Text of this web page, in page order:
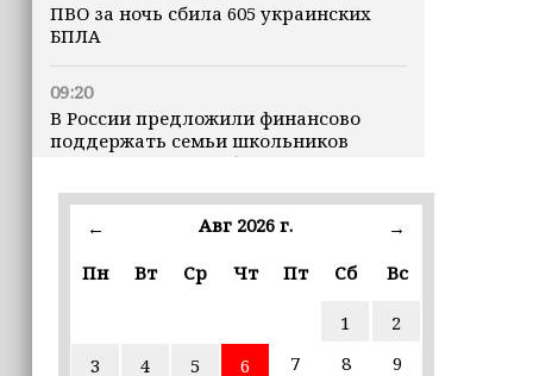
ПВО за ночь сбила 605 украинских
БПЛА
09:20
В России предложили финансово
поддержать семьи школьников
перед началом учебного года
метров
В Грозном федеральные эксперты
← Авг 2026 г.
→
Пн
Вт Ср Чт Пт Сб Вс
1
2
3
4 5 6 7 8
9